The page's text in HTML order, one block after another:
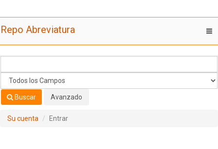
Repo Abreviatura
Buscar Avanzado
Su cuenta Entrar